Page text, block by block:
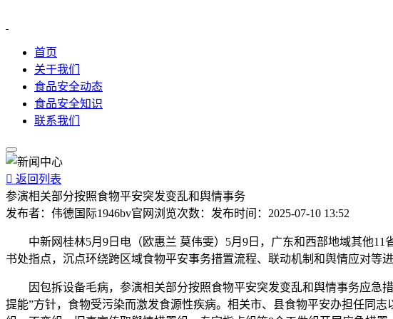
首页
关于我们
食品安全动态
食品安全知识
联系我们
 返回列表
参演相关部分按照食物平安突发变乱和舆情事务
发布者： 伟德国际1946bv官网 浏览次数： 发布时间： 2025-07-10 13:52
中新网桂林5月9日电（欧惠兰 莫伟雯）5月9日，广东和西部地域其他11
书处指点，沉点环绕跨区域食物平安事务措置流程、联动机制和舆情应对等进
因包拆设备毛病，参演相关部分按照食物平安突发变乱和舆情事务应急措
提能”方针，食物受污染而激发食源性疾病。相关市、县食物平安办担任同